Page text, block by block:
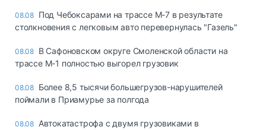
08.08 Под Чебоксарами на трассе М-7 в результате
столкновения с легковым авто перевернулась "Газель"
08.08 В Сафоновском округе Смоленской области на
трассе М-1 полностью выгорел грузовик
08.08 Более 8,5 тысячи большегрузов-нарушителей
поймали в Приамурье за полгода
08.08 Автокатастрофа с двумя грузовиками в